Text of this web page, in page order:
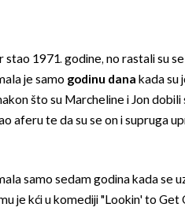
1971. godine, no rastali su
je samo godinu dana kada su
što su Marcheline i Jon dobili
aferu te da su se on i supruga
samo sedam godina kada se
je kći u komediji "Lookin' to Get